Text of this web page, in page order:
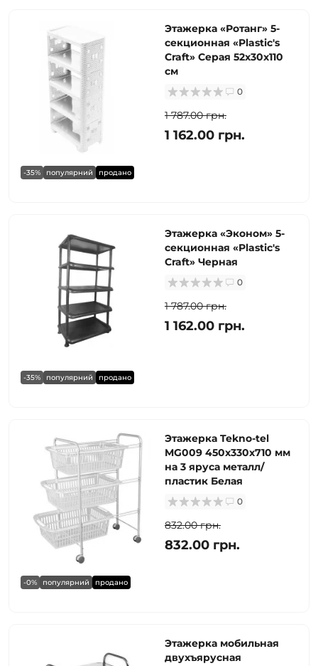
-35% популярний продано
Этажерка «Ротанг» 5-
секционная «Plastic's
Craft» Серая 52х30х110
см
0
1 787.00 грн.
1 162.00 грн.
-35% популярний продано
Этажерка «Эконом» 5-
секционная «Plastic's
Craft» Черная
0
1 787.00 грн.
1 162.00 грн.
-0% популярний продано
Этажерка Tekno-tel
MG009 450х330х710 мм
на 3 яруса металл/
пластик Белая
0
832.00 грн.
832.00 грн.
Этажерка мобильная
двухъярусная